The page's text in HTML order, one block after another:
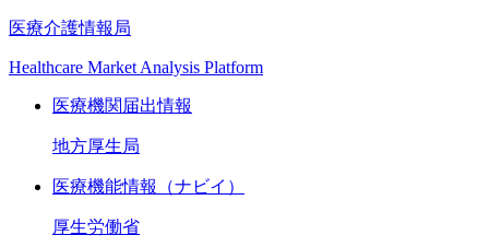
医療介護情報局
Healthcare Market Analysis Platform
医療機関届出情報
地方厚生局
医療機能情報（ナビイ）
厚生労働省